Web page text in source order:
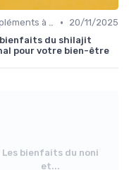
Suppléments à base de plantes •
20/11/2025
bienfaits du shilajit
pour votre bien-être
Les bienfaits du noni
et...